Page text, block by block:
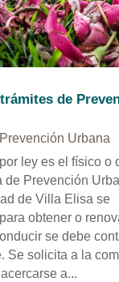
de
Prevención Urbana
ley es el físico o
de Prevención
de Villa Elisa se
obtener o
se debe
Se solicita a la
a...